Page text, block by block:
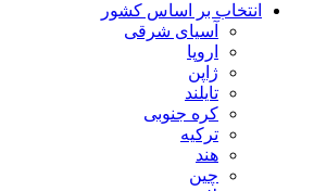
انتخاب بر اساس کشور
آسیای شرقی
اروپا
ژاپن
تایلند
کره جنوبی
ترکیه
هند
چین